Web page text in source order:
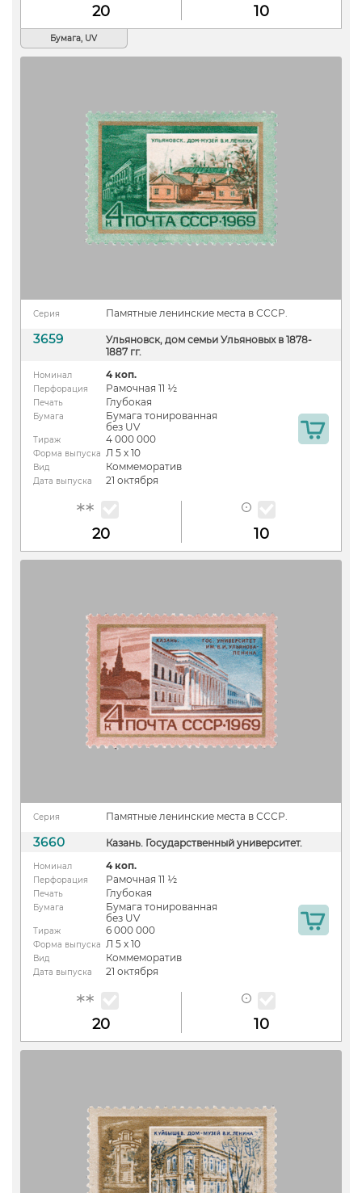
20 10
Бумага, UV
Серия Памятные ленинские места в СССР.
3659
Ульяновск, дом семьи Ульяновых в 1878-
1887 гг.
Номинал 4 коп.
Перфорация Рамочная 11 ½
Печать Глубокая
Бумага
Бумага тонированная
без UV
Тираж 4 000 000
Форма выпуска Л 5 х 10
Вид Коммеморатив
Дата выпуска 21 октября
20 10
Серия Памятные ленинские места в СССР.
3660 Казань. Государственный университет.
Номинал 4 коп.
Перфорация Рамочная 11 ½
Печать Глубокая
Бумага
Бумага тонированная
без UV
Тираж 6 000 000
Форма выпуска Л 5 х 10
Вид Коммеморатив
Дата выпуска 21 октября
20 10